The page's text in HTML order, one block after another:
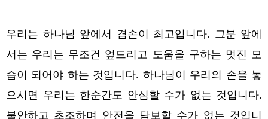
우리는 하나님 앞에서 겸손이 최고입니다. 그분 앞에
서는 우리는 무조건 엎드리고 도움을 구하는 멋진 모
습이 되어야 하는 것입니다. 하나님이 우리의 손을 놓
으시면 우리는 한순간도 안심할 수가 없는 것입니다.
불안하고 초조하며 안전을 담보할 수가 없는 것입니